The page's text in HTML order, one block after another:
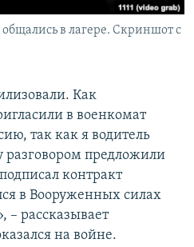
в лагере. Скриншот с
Как
в военкомат
так как я водитель
предложили
контракт
в Вооруженных силах
– рассказывает
на войне.